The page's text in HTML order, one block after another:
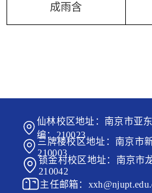
成雨含
仙林校区地址：南京市亚
编：210023
三牌楼校区地址：南京市
210003
锁金村校区地址：南京市
210042
主任邮箱：